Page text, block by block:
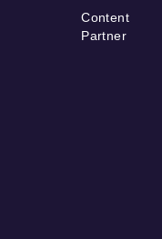
Content
Partner